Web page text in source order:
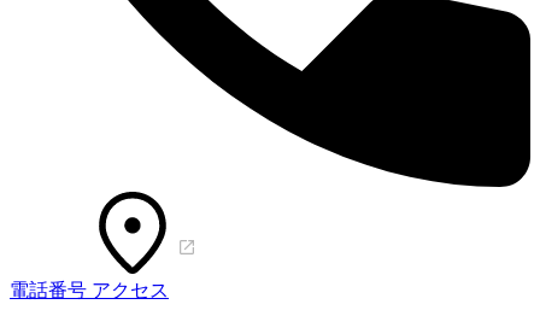
電話番号 アクセス